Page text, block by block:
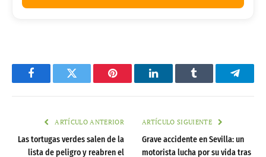
FacebookTwitter Pinterest LinkedInTumblr
ARTÍCULO ANTERIOR
Las tortugas verdes salen de la
lista de peligro y reabren el
ARTÍCULO SIGUIENTE
Grave accidente en Sevilla: un
motorista lucha por su vida tras